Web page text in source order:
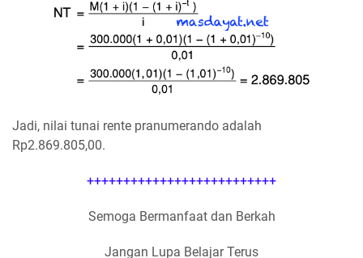
Jadi, nilai tunai rente pranumerando adalah
Rp2.869.805,00.
++++++++++++++++++++++++++
Semoga Bermanfaat dan Berkah
Jangan Lupa Belajar Terus